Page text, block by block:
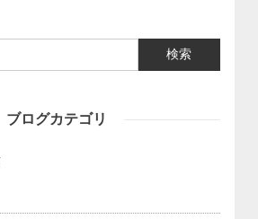
検索:
ブログカテゴリ